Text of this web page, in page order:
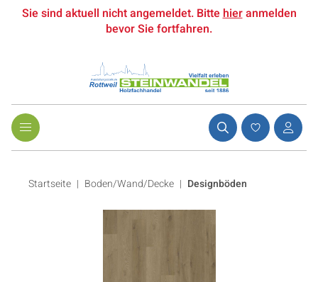
Sie sind aktuell nicht angemeldet. Bittehieranmelden
bevor Sie fortfahren.
Startseite Boden/Wand/Decke | Designböden